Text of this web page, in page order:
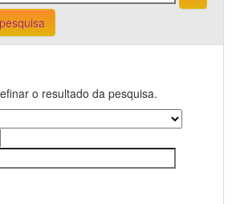
o resultado da pesquisa.